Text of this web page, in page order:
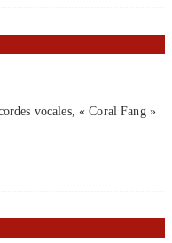
vocales, « Coral Fang »